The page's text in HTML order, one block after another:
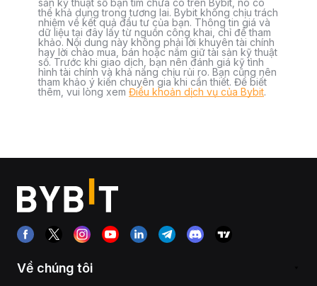
sản kỹ thuật số bạn tìm chưa có trên Bybit, nó có
thể khả dụng trong tương lai. Bybit không chịu trách
nhiệm về kết quả đầu tư của bạn. Thông tin giá và
dữ liệu tại đây lấy từ nguồn công khai, chỉ để tham
khảo. Nội dung này không phải lời khuyên tài chính
hay lời chào mua, bán hoặc nắm giữ tài sản kỹ thuật
số. Trước khi giao dịch, bạn nên đánh giá kỹ tình
hình tài chính và khả năng chịu rủi ro. Bạn cũng nên
tham khảo ý kiến chuyên gia khi cần thiết. Để biết
thêm, vui lòng xem Điều khoản dịch vụ của Bybit.
Về chúng tôi